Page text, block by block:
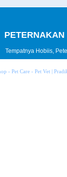
Tempatnya Hobiis,
- Pet Care - Pet Vet |